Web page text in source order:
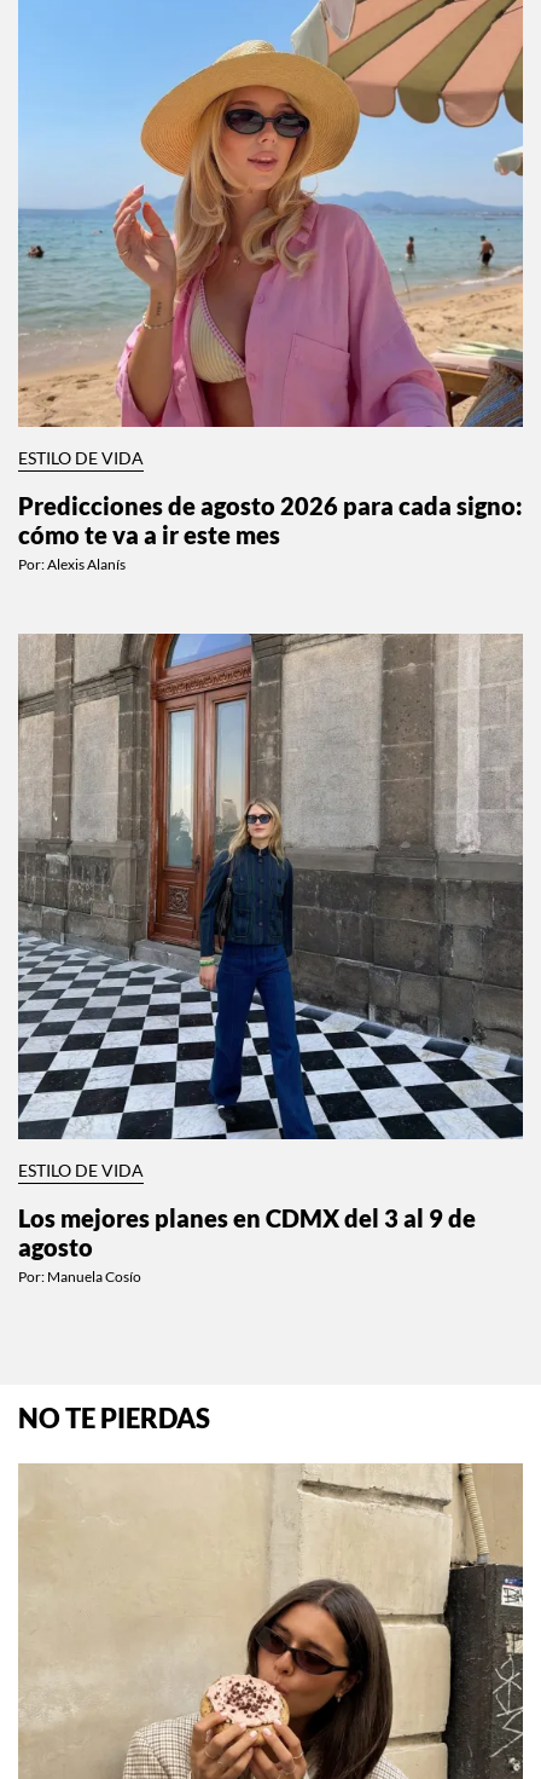
ESTILO DE VIDA
Predicciones de agosto 2026 para cada signo:
cómo te va a ir este mes
Por:Alexis Alanís
ESTILO DE VIDA
Los mejores planes en CDMX del 3 al 9 de
agosto
Por: Manuela Cosío
NO TE PIERDAS